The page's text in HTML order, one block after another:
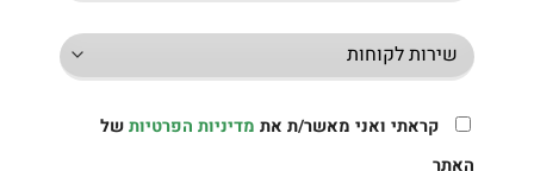
קראתי ואני מאשר/ת את מדיניות הפרטיותשל
האתר